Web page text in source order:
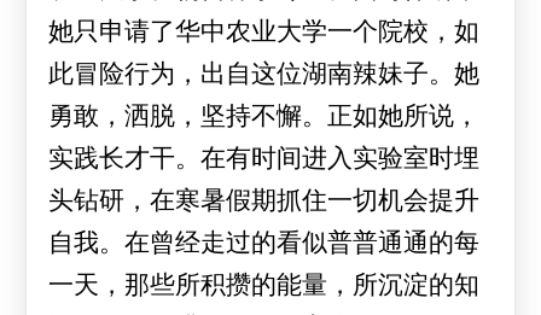
她只申请了华中农业大学一个院校，如
此冒险行为，出自这位湖南辣妹子。她
勇敢，洒脱，坚持不懈。正如她所说，
实践长才干。在有时间进入实验室时埋
头钻研，在寒暑假期抓住一切机会提升
自我。在曾经走过的看似普普通通的每
一天，那些所积攒的能量，所沉淀的知